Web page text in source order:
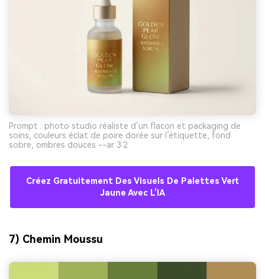
Prompt : photo studio réaliste d’un flacon et packaging de
soins, couleurs éclat de poire dorée sur l’étiquette, fond
sobre, ombres douces --ar 3:2
Créez Gratuitement Des Visuels De Palettes Vert
Jaune Avec L’IA
7) Chemin Moussu